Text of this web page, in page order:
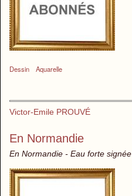
Dessin Aquarelle
Victor-Emile PROUVÉ
En Normandie
En Normandie - Eau forte signée